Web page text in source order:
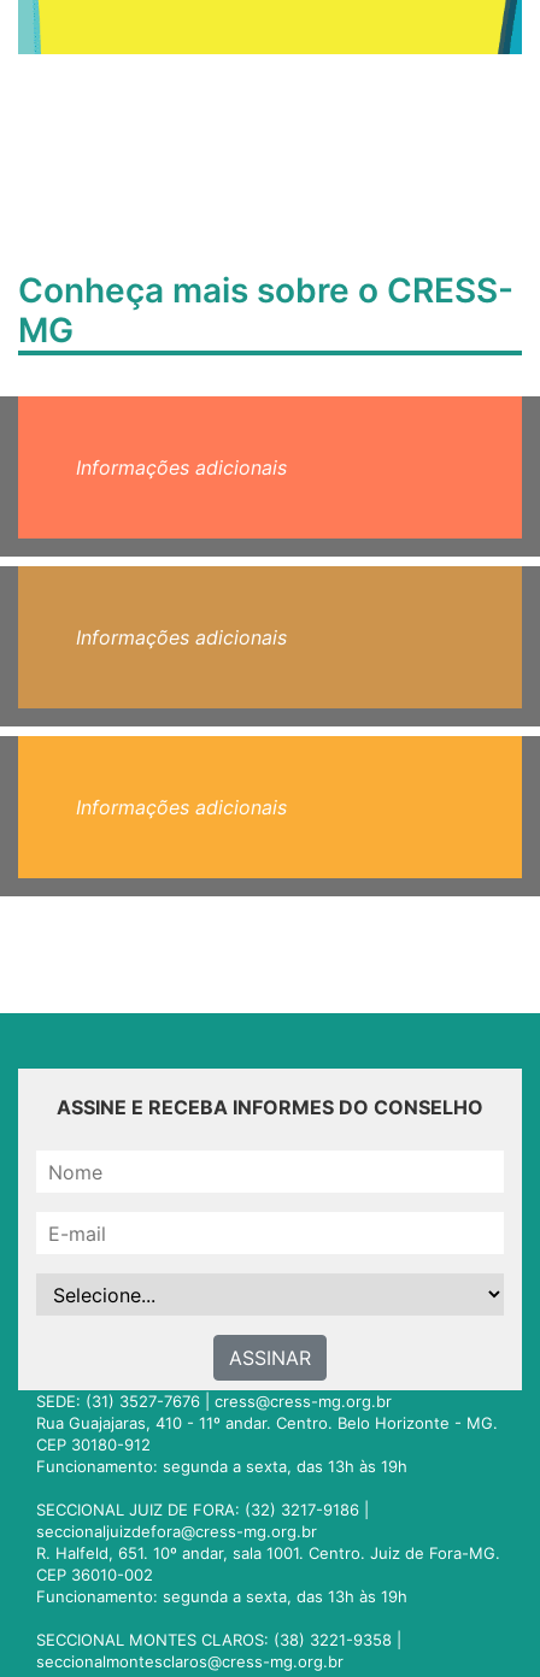
Conheça mais sobre o CRESS-
MG
Informações adicionais
Informações adicionais
Informações adicionais
ASSINE E RECEBA INFORMES DO CONSELHO
ASSINAR
SEDE: (31) 3527-7676 | cress@cress-mg.org.br
Rua Guajajaras, 410 - 11º andar. Centro. Belo Horizonte - MG.
CEP 30180-912
Funcionamento: segunda a sexta, das 13h às 19h
SECCIONAL JUIZ DE FORA: (32) 3217-9186 |
seccionaljuizdefora@cress-mg.org.br
R. Halfeld, 651. 10º andar, sala 1001. Centro. Juiz de Fora-MG.
CEP 36010-002
Funcionamento: segunda a sexta, das 13h às 19h
SECCIONAL MONTES CLAROS: (38) 3221-9358 |
seccionalmontesclaros@cress-mg.org.br